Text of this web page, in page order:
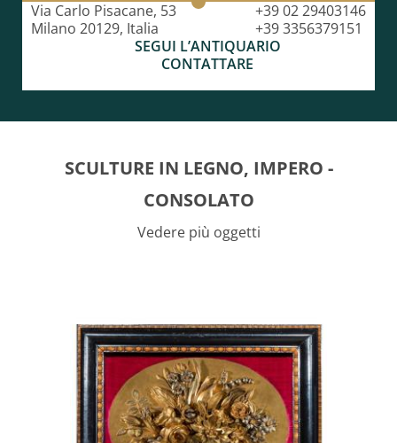
Via Carlo Pisacane, 53
Milano 20129, Italia
+39 02 29403146
+39 3356379151
SEGUI L’ANTIQUARIO
CONTATTARE
SCULTURE IN LEGNO, IMPERO -
CONSOLATO
Vedere più oggetti